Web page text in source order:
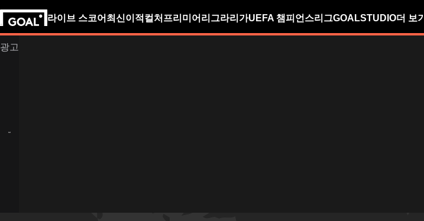
라이브 스코어 최신이적 컬처 프리미어리그라리가UEFA 챔피언스리그GOALSTUDIO더 보기